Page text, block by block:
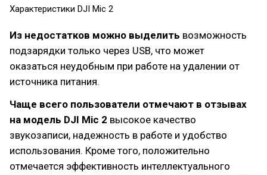
Характеристики DJI Mic 2
Из недостатков можно выделить возможность
подзарядки только через USB, что может
оказаться неудобным при работе на удалении от
источника питания.
Чаще всего пользователи отмечают в отзывах
на модель DJI Mic 2 высокое качество
звукозаписи, надежность в работе и удобство
использования. Кроме того, положительно
отмечается эффективность интеллектуального